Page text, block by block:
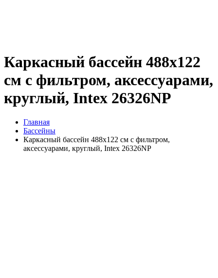
Каркасный бассейн 488х122
см с фильтром, аксессуарами,
круглый, Intex 26326NP
Главная
Бассейны
Каркасный бассейн 488х122 см с фильтром,
аксессуарами, круглый, Intex 26326NP